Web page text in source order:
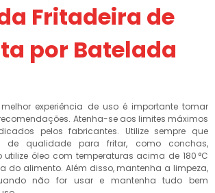
Fritadeira de
por Batelada
experiência de uso é importante tomar
Atenha-se aos limites máximos
pelos fabricantes. Utilize sempre que
de qualidade para fritar, como conchas,
utilize óleo com temperaturas acima de 180 °C
do alimento. Além disso, mantenha a limpeza,
não for usar e mantenha tudo bem